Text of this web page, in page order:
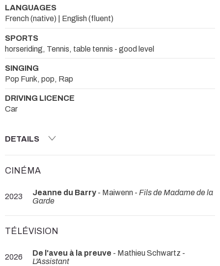
LANGUAGES
French (native) | English (fluent)
SPORTS
horseriding, Tennis, table tennis - good level
SINGING
Pop Funk, pop, Rap
DRIVING LICENCE
Car
DETAILS
CINÉMA
2023 Jeanne du Barry - Maiwenn - Fils de Madame de la
Garde
TÉLÉVISION
2026 De l'aveu à la preuve - Mathieu Schwartz -
L'Assistant